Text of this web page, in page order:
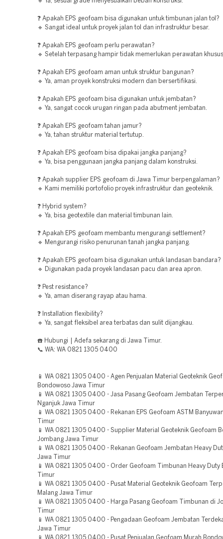
❓ Apakah EPS geofoam bisa digunakan untuk timbunan jalan tol?
🔹 Sangat ideal untuk proyek jalan tol dan infrastruktur besar.
❓ Apakah EPS geofoam perlu perawatan?
🔹 Setelah terpasang hampir tidak memerlukan perawatan
❓ Apakah EPS geofoam aman untuk struktur bangunan?
🔹 Ya, aman proyek konstruksi modern dan bersertifikasi.
❓ Apakah EPS geofoam bisa digunakan untuk jembatan?
🔹 Ya, sangat cocok urugan ringan pada abutment jembatan.
❓ Apakah EPS geofoam tahan jamur?
🔹 Ya, tahan struktur material tertutup.
❓ Apakah EPS geofoam bisa dipakai jangka panjang?
🔹 Ya, bisa penggunaan jangka panjang dalam konstruksi.
❓ Apakah supplier EPS geofoam di Jawa Timur berpengalaman?
🔹 Kami memiliki portofolio proyek infrastruktur dan geoteknik.
❓ Hybrid system?
🔹 Ya, bisa geotextile dan material timbunan lain.
❓ Apakah EPS geofoam membantu mengurangi settlement?
🔹 Mengurangi risiko penurunan tanah jangka panjang.
❓ Apakah EPS geofoam bisa digunakan untuk landasan bandara?
🔹 Digunakan pada proyek landasan pacu dan area apron.
❓ Pest resistance?
🔹 Ya, aman diserang rayap atau hama.
❓ Installation flexibility?
🔹 Ya, sangat fleksibel area terbatas dan sulit dijangkau.
☎️ Hubungi | Adefa sekarang di Jawa Timur.
📞 WA: WA 0821 1305 0400
📱 WA 0821 1305 0400 - Agen Penjualan Material Geoteknik
Bondowoso Jawa Timur
📱 WA 0821 1305 0400 - Jasa Pasang Geofoam Jembatan
Nganjuk Jawa Timur
📱 WA 0821 1305 0400 - Rekanan EPS Geofoam ASTM
Timur
📱 WA 0821 1305 0400 - Supplier Material Geoteknik Geofoam
Jombang Jawa Timur
📱 WA 0821 1305 0400 - Rekanan Geofoam Jembatan Heavy
Jawa Timur
📱 WA 0821 1305 0400 - Order Geofoam Timbunan Heavy Duty
Timur
📱 WA 0821 1305 0400 - Pusat Material Geoteknik Geofoam
Malang Jawa Timur
📱 WA 0821 1305 0400 - Harga Pasang Geofoam Timbunan di
Timur
📱 WA 0821 1305 0400 - Pengadaan Geofoam Jembatan
Jawa Timur
📱 WA 0821 1305 0400 - Pusat Penjualan Geofoam Murah